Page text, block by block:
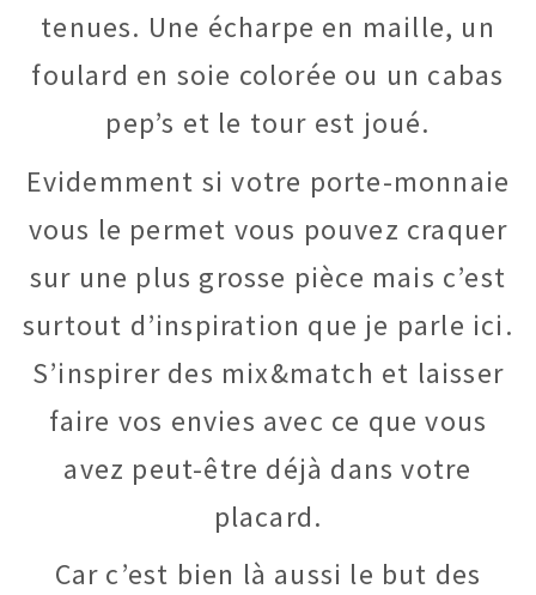
tenues. Une écharpe en maille, un
foulard en soie colorée ou un cabas
pep’s et le tour est joué.
Evidemment si votre porte-monnaie
vous le permet vous pouvez craquer
sur une plus grosse pièce mais c’est
surtout d’inspiration que je parle ici.
S’inspirer des mix&match et laisser
faire vos envies avec ce que vous
avez peut-être déjà dans votre
placard.
Car c’est bien là aussi le but des